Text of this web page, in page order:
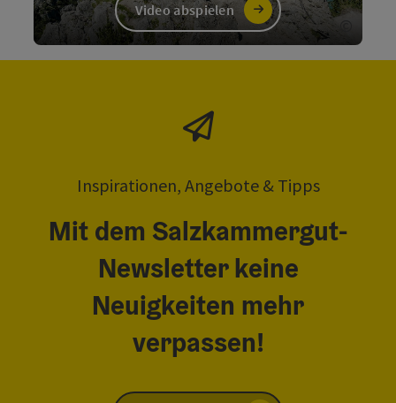
Video abspielen
Inspirationen, Angebote & Tipps
Mit dem Salzkammergut-
Newsletter keine
Neuigkeiten mehr
verpassen!